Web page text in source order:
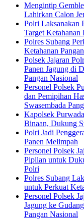
Mengintip
Lahirkan Calon
Polri Laksanakan
Target Ketahanan
Polres Subang
Ketahanan
Polsek Jajaran
Panen Jagung di
Pangan Nasional
Personel Polsek
dan Pemipihan
Swasembada
Kapolsek
Binaan, Dukung
Polri Jadi
Panen Melimpah
Personel Polsek
Pipilan untuk
Polri
Polres Subang
untuk Perkuat
Personel Polsek
Jagung ke
Pangan Nasional